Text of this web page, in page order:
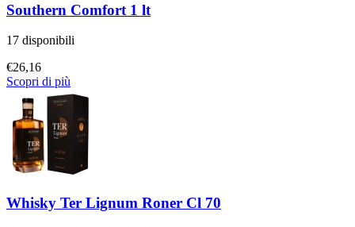
Southern Comfort 1 lt
17 disponibili
€26,16
Scopri di più
Whisky Ter Lignum Roner Cl 70